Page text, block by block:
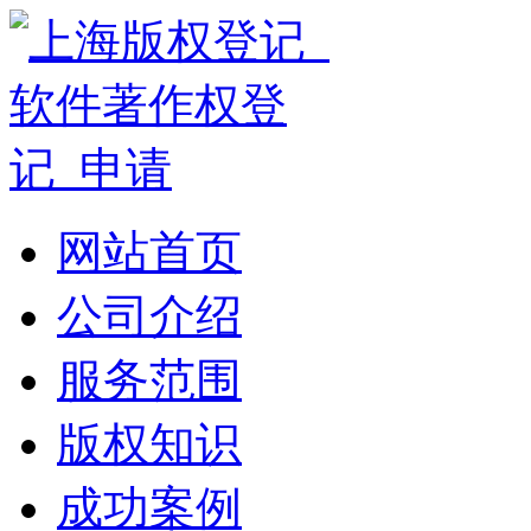
网站首页
公司介绍
服务范围
版权知识
成功案例